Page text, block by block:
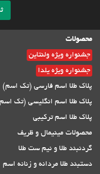
محصولات
جشنواره ویژه ولنتاین
جشنواره ویژه یلدا
پلاک طلا اسم فارسی (تک اسم)
پلاک طلا اسم انگلیسی (تک
پلاک طلا اسم ترکیبی
محصولات مینیمال و ظریف
گردنبند طلا و نیم ست طلا
دستبند طلا مردانه و زنانه اسم